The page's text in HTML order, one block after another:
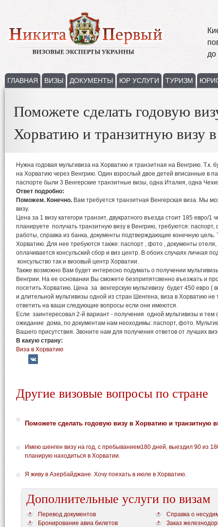
до
ГЛАВНАЯ ВИЗЫ ДОКУМЕНТЫ ЮР УСЛУГИ ТУРИЗМ
Поможете сделать годовую
Хорватию и транзитную визу
Нужна годовая мультивиза на Хорватию и транзитная на Венгрию. Т.к.
на Хорватию через Венгрию. Один взрослый двое детей вписанные в
паспорте были 3 Венгерские транзитные визы, одна Италия, одна
Ответ подробно:
Поможем. Конечно. Вам требуется транзитная Венгерская виза. Мы
визу.
Цена за 1 визу категори транзит, двукратного въезда стоит 185 евро/1
планируете получать транзитную визу в Венгрию, требуются: паспорт,
работы, справка из банка, документы подтверждающие конечную цель.
Хорватию. Для нее требуются также: паспорт , фото , документы отеля,
оплачивается консульский сбор и виз центр. В обоих случаях личная
консульство так и визовый центр Хорватии.
Также возможно Вам будет интересно подумать о получении
Венгрии. На ее основании Вы сможете безприпятсвенно въезжать и
посетить Хорватию. Цена за венгерскую мультивизу будет 450 евро (
и длительной мультивизы одной из стран Шенгена, виза в Хорватию
ответить на ваши следующие вопросы если они имеются.
Если заинтересовал 2-й вариант - получения одной мультивизы и тем
ожидание дома, по документам нам неоходимы: паспорт, фото.
Вашего присутствия. Звоните нам для получения ответов от лучших
В какую страну:
Виза в Хорватию
Другие визовые вопросы по стране
Поможете сделать годовую визу в Хорватию и транзитную
Имею шенген визу на год, с пребыванием180 дней, выездил 90 из
планирую находиться в Хорватии.
Я живу в Азербайджане. Хочу поехать в июле в Хорватию.
Дополнительные услуги по визам
Перевод документов
Справка о
Бронирование авиа билетов
Заказ